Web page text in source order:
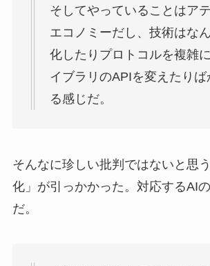
そしてやっていることはア
エコノミーだし、技術はな
化したりプロトコルを複雑
イブラリのAPIを変えたり
る感じだ。
そんなに珍しい批判ではないと思
化」が引っかかった。対応するAI
だ。